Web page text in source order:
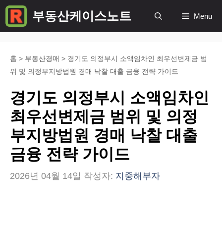
컨
텐
부동산케이스노트 Menu
홈 > 부동산경매 > 경기도 의정부시 소액임차인 최우선변제금 범
위 및 의정부지방법원 경매 낙찰 대출 금융 전략 가이드
경기도 의정부시 소액임차인
최우선변제금 범위 및 의정
부지방법원 경매 낙찰 대출
금융 전략 가이드
2026년 04월 14일 작성자: 지중해부자